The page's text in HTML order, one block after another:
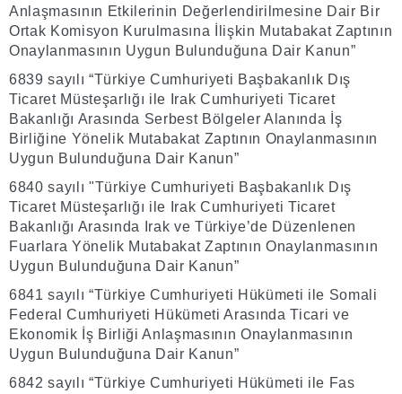
Anlaşmasının Etkilerinin Değerlendirilmesine Dair Bir
Ortak Komisyon Kurulmasına İlişkin Mutabakat Zaptının
Onaylanmasının Uygun Bulunduğuna Dair Kanun”
6839 sayılı “Türkiye Cumhuriyeti Başbakanlık Dış
Ticaret Müsteşarlığı ile Irak Cumhuriyeti Ticaret
Bakanlığı Arasında Serbest Bölgeler Alanında İş
Birliğine Yönelik Mutabakat Zaptının Onaylanmasının
Uygun Bulunduğuna Dair Kanun”
6840 sayılı "Türkiye Cumhuriyeti Başbakanlık Dış
Ticaret Müsteşarlığı ile Irak Cumhuriyeti Ticaret
Bakanlığı Arasında Irak ve Türkiye’de Düzenlenen
Fuarlara Yönelik Mutabakat Zaptının Onaylanmasının
Uygun Bulunduğuna Dair Kanun”
6841 sayılı “Türkiye Cumhuriyeti Hükümeti ile Somali
Federal Cumhuriyeti Hükümeti Arasında Ticari ve
Ekonomik İş Birliği Anlaşmasının Onaylanmasının
Uygun Bulunduğuna Dair Kanun”
6842 sayılı “Türkiye Cumhuriyeti Hükümeti ile Fas